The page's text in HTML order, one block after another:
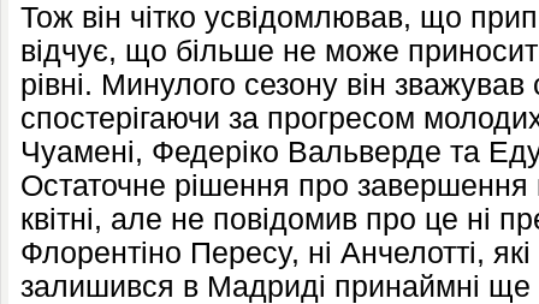
Тож він чітко усвідомлював, що
відчує, що більше не може
рівні. Минулого сезону він зважував
спостерігаючи за прогресом
Чуамені, Федеріко Вальверде та
Остаточне рішення про
квітні, але не повідомив про це ні
Флорентіно Пересу, ні Анчелотті,
залишився в Мадриді принаймні ще